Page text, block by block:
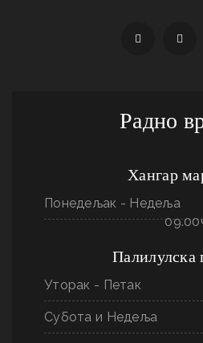
Радно
Хангар
Понедељак - Недеља
Палилулска
Уторак - Петак
Субота и Недеља